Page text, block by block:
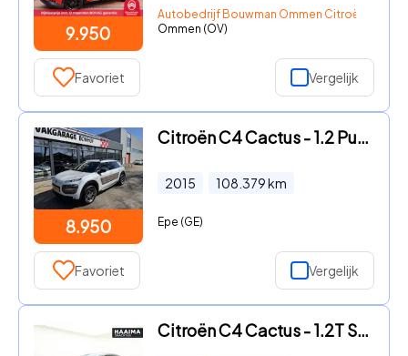
9.950
Autobedrijf Bouwman Ommen Citroën & DS
Ommen (OV)
Favoriet Vergelijk
8.950
Citroën C4 Cactus - 1.2 PureTech Shine CAMERA-CRUISE-TREKHAAK
2015 108.379km
Epe (GE)
Favoriet Vergelijk
Citroën C4 Cactus - 1.2T Shine 110pk | Panorama dak | 17'' LM Velgen | Camera |